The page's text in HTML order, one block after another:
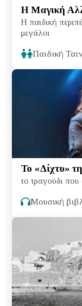
Η Μαγική
Η παιδική
μεγάλοι
Παιδική
Το «Δίχτυ»
το τραγούδι που
Μουσική